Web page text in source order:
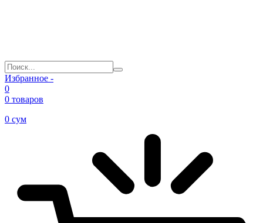
Избранное -
0
0 товаров
0 сум